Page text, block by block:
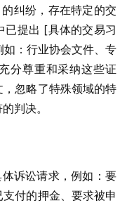
纠纷，存在特定的交
已提出 [具体的交易习
：行业协会文件、专
分尊重和采纳这些证
忽略了特殊领域的特
判决。
诉讼请求，例如：要
付的押金、要求被申